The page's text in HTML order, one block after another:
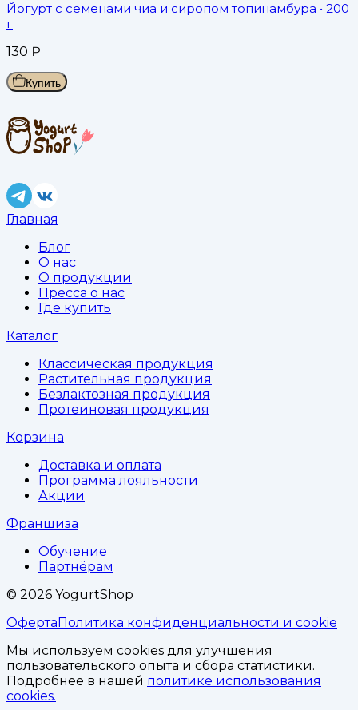
Йогурт с семенами чиа и сиропом топинамбура • 200
г
130 ₽
Купить
Главная
Блог
О нас
О продукции
Пресса о нас
Где купить
Каталог
Классическая продукция
Растительная продукция
Безлактозная продукция
Протеиновая продукция
Корзина
Доставка и оплата
Программа лояльности
Акции
Франшиза
Обучение
Партнёрам
© 2026 YogurtShop
ОфертаПолитика конфиденциальности и cookie
Мы используем cookies для улучшения
пользовательского опыта и сбора статистики.
Подробнее в нашей политике использования
cookies.